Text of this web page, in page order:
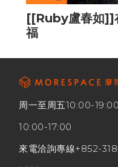
[[Ruby盧春如]]
福
周一至周五10:00-
10:00-17:00
來電洽詢專線+852-